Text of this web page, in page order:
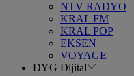
NTV RADYO
KRAL FM
KRAL POP
EKSEN
VOYAGE
DYG Dijital